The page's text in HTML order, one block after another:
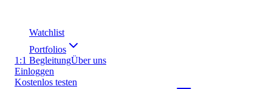
Watchlist
Portfolios
1:1 BegleitungÜber uns
Einloggen
Kostenlos testen